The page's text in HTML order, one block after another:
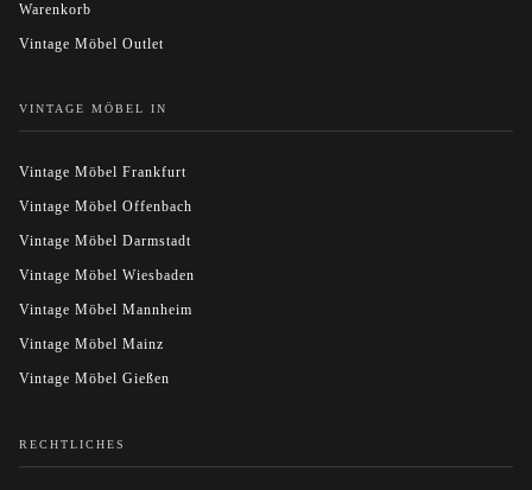
Warenkorb
Vintage Möbel Outlet
VINTAGE MÖBEL IN
Vintage Möbel Frankfurt
Vintage Möbel Offenbach
Vintage Möbel Darmstadt
Vintage Möbel Wiesbaden
Vintage Möbel Mannheim
Vintage Möbel Mainz
Vintage Möbel Gießen
RECHTLICHES